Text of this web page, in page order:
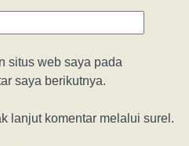
situs web saya pada
saya berikutnya.
lanjut komentar melalui surel.